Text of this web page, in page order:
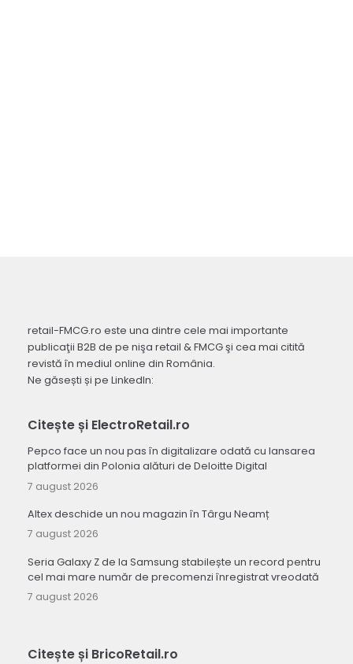
retail-FMCG.ro este una dintre cele mai importante
publicaţii B2B de pe nişa retail & FMCG şi cea mai citită
revistă în mediul online din România.
Ne găsești și pe LinkedIn:
Citește și ElectroRetail.ro
Pepco face un nou pas în digitalizare odată cu lansarea
platformei din Polonia alături de Deloitte Digital
7 august 2026
Altex deschide un nou magazin în Târgu Neamț
7 august 2026
Seria Galaxy Z de la Samsung stabilește un record pentru
cel mai mare număr de precomenzi înregistrat vreodată
7 august 2026
Citește și BricoRetail.ro